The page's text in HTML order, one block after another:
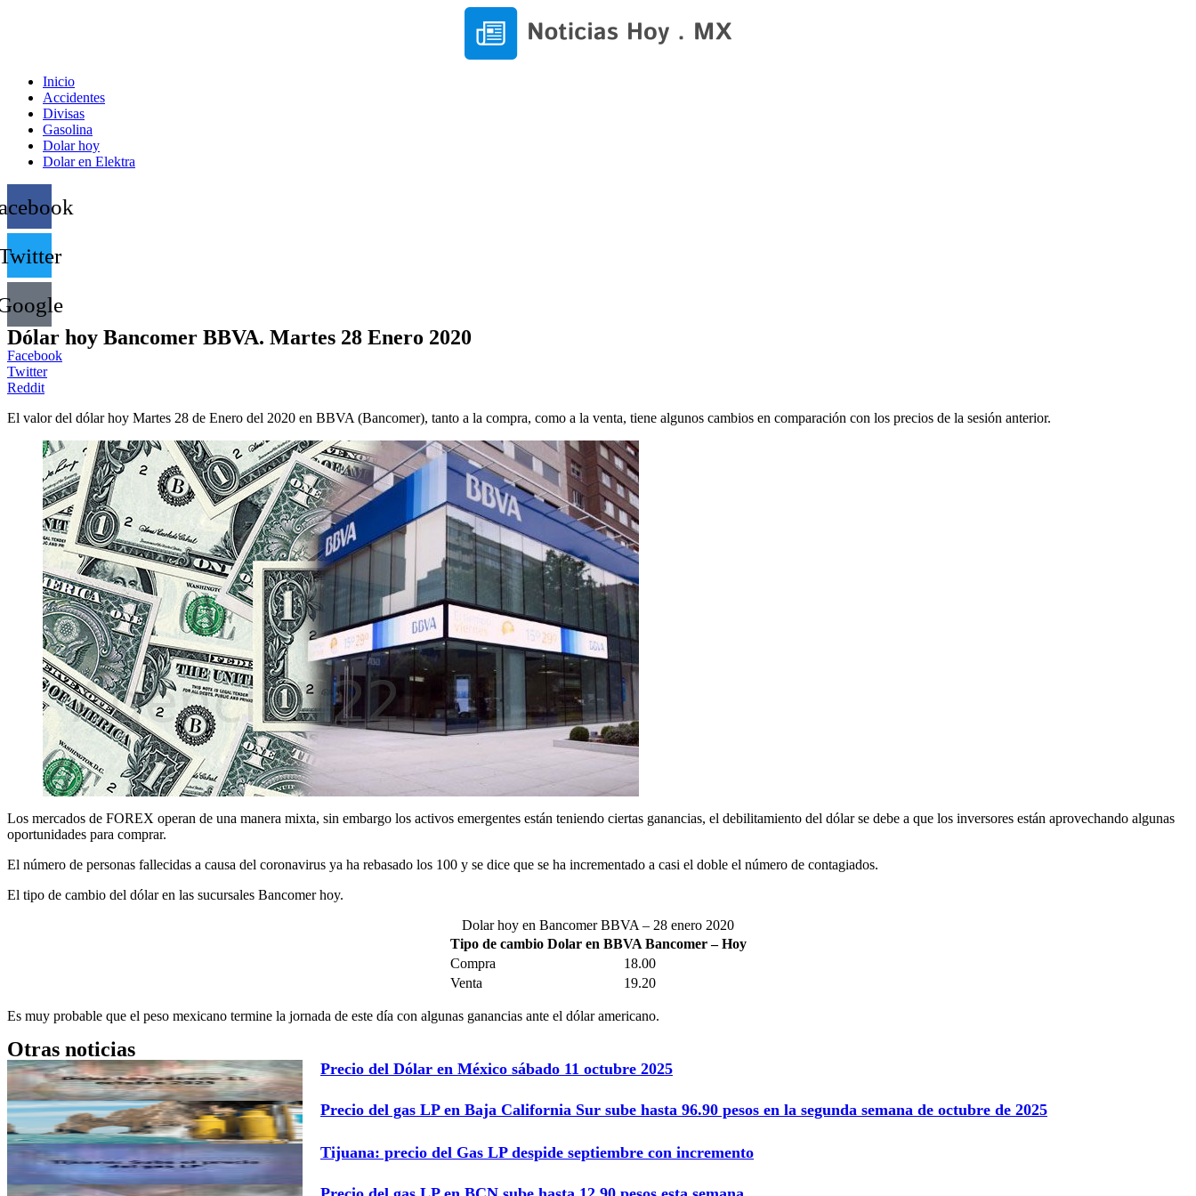
Inicio
Accidentes
Divisas
Gasolina
Dolar hoy
Dolar en Elektra
Dólar hoy Bancomer BBVA. Martes 28 Enero 2020
Facebook
Twitter
Reddit
El valor del dólar hoy Martes 28 de Enero del 2020 en BBVA (Bancomer), tanto a la compra, como a la venta, tiene algunos cambios en comparación con los precios de la sesión anterior.
Los mercados de FOREX operan de una manera mixta, sin embargo los activos emergentes están teniendo ciertas ganancias, el debilitamiento del dólar se debe a que los inversores están aprovechando algunas
oportunidades para comprar.
El número de personas fallecidas a causa del coronavirus ya ha rebasado los 100 y se dice que se ha incrementado a casi el doble el número de contagiados.
El tipo de cambio del dólar en las sucursales Bancomer hoy.
Dolar hoy en Bancomer BBVA – 28 enero 2020
Tipo de cambio Dolar en BBVA Bancomer – Hoy
Compra
18.00
Venta
19.20
Es muy probable que el peso mexicano termine la jornada de este día con algunas ganancias ante el dólar americano.
Otras noticias
Precio del Dólar en México sábado 11 octubre 2025
Precio del gas LP en Baja California Sur sube hasta 96.90 pesos en la segunda semana de octubre de 2025
Tijuana: precio del Gas LP despide septiembre con incremento